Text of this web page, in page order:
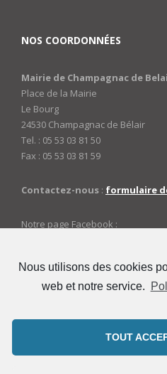
Nous utilisons des cookies
web et notre service.
TOUT
NOS COORDONNÉES
Mairie de Champagnac de
Place de la Mairie
Le Bourg
24530 Champagnac de Bélair
Tel. : 05 53 03 81 50
Fax : 05 53 03 81 59
Contactez-nous : formulaire
Notre page Facebook :
ACCES ADMINISTRATEURS